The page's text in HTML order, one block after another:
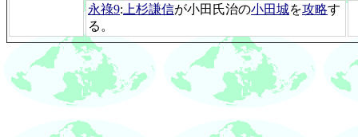
永祿9: 上杉謙信が小田氏治の小田城を攻略す
る。